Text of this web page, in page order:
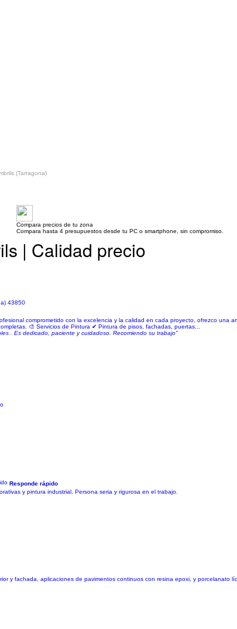
(Tarragona)
Compara precios de tu zona
Compara hasta 4 presupuestos desde tu PC o smartphone, sin compromiso.
| Calidad precio
43850
comprometido con la excelencia y la calidad en cada proyecto, ofrezco una
🎨 Servicios de Pintura ✔ Pintura de pisos, fachadas, puertas...
. Es dedicado, paciente y cuidadoso. Recomiendo su trabajo"
Responde rápido
y pintura industrial. Persona seria y rigurosa en el trabajo.
y fachada, aplicaciones de pavimentos continuos con resina epoxi, y porcelanato